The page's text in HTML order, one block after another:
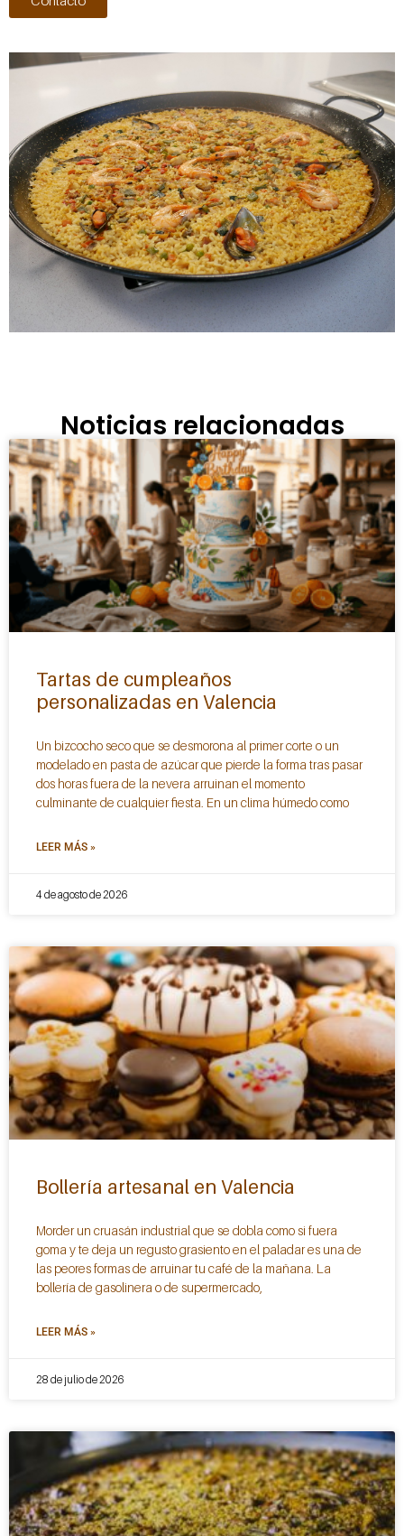
Noticias relacionadas
Tartas de cumpleaños
personalizadas en Valencia
Un bizcocho seco que se desmorona al primer corte o un
modelado en pasta de azúcar que pierde la forma tras pasar
dos horas fuera de la nevera arruinan el momento
culminante de cualquier fiesta. En un clima húmedo como
LEER MÁS »
4 de agosto de 2026
Bollería artesanal en Valencia
Morder un cruasán industrial que se dobla como si fuera
goma y te deja un regusto grasiento en el paladar es una de
las peores formas de arruinar tu café de la mañana. La
bollería de gasolinera o de supermercado,
LEER MÁS »
28 de julio de 2026